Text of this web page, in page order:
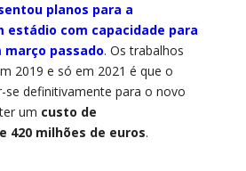
planos para a
estádio com capacidade para
março passado. Os trabalhos
2019 e só em 2021 é que o
se definitivamente para o novo
um custo de
420 milhões de euros.